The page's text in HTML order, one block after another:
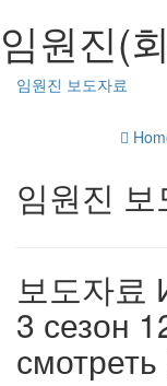
임원진(
임원진 보도자료
임원진 보
보도자료
3 сезон